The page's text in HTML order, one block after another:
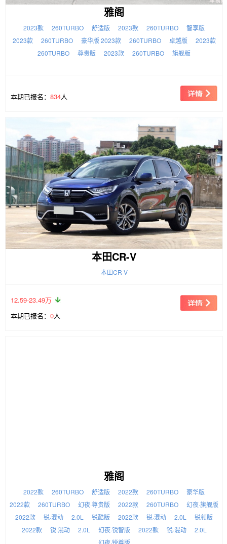
雅阁
2023款 260TURBO 舒适版 2023款 260TURBO
智享版
2023款
260TURBO 豪华版 2023款 260TURBO 卓越版
2023款
260TURBO
尊贵版 2023款 260TURBO 旗舰版
本期已报名： 834人
本田CR-V
本田CR-V
12.59-23.49万
本期已报名： 0人
雅阁
2022款 260TURBO 舒适版 2022款 260TURBO
豪华版
2022款
260TURBO 幻夜·尊贵版 2022款 260TURBO
幻夜·旗舰版
2022款
锐·混动 2.0L 锐酷版 2022款 锐·混动 2.0L
锐领版
2022款
锐·混动 2.0L 幻夜·锐智版 2022款 锐·混动
2.0L
幻夜·锐尊版